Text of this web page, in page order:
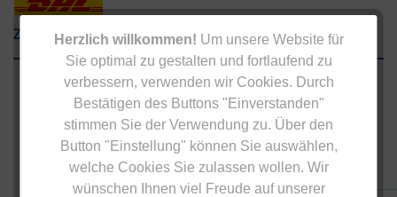
Herzlich willkommen! Um unsere Website für
Sie optimal zu gestalten und fortlaufend zu
verbessern, verwenden wir Cookies. Durch
Bestätigen des Buttons "Einverstanden"
stimmen Sie der Verwendung zu. Über den
Button "Einstellung" können Sie auswählen,
welche Cookies Sie zulassen wollen. Wir
wünschen Ihnen viel Freude auf unserer
Zahlungsarten